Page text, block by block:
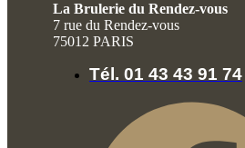
La Brulerie du Rendez-vous
7 rue du Rendez-vous
75012 PARIS
Tél. 01 43 43 91 74